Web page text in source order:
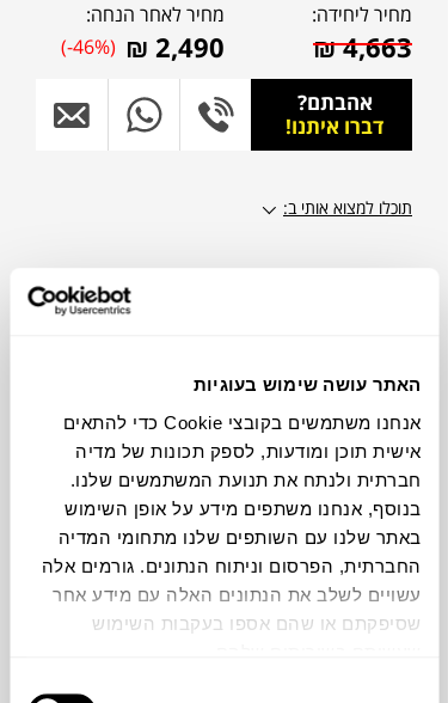
האתר עושה שימוש בעוגיות
אנחנו משתמשים בקובצי Cookie כדי להתאים
אישית תוכן ומודעות, לספק תכונות של מדיה
חברתית ולנתח את תנועת המשתמשים שלנו.
בנוסף, אנחנו משתפים מידע על אופן השימוש
באתר שלנו עם השותפים שלנו מתחומי המדיה
החברתית, הפרסום וניתוח הנתונים. גורמים אלה
עשויים לשלב את הנתונים האלה עם מידע אחר
שסיפקתם או שהם אספו בעקבות השימוש
מחיר ליחידה:
₪4,663
מחיר לאחר הנחה:
₪ 2,490
(-46%)
אהבתם?
דברו איתנו!
תוכלו למצוא אותי ב:
שטיח עגול מסדרת Oksa של המותג הדני
LINIE DESIGNמחבר בין מסורת של עבודת יד
לאסתטיקה עכשווית. הוא ארוג מצמר טבעי
בשילוב כותנה, עם טקסטורה עשירה שמוסיפה
עומק ונוכחות. העיצוב הנקי יוצר אווירה רגועה,
והחומרים הטבעיים מעניקים חמימות ועמידות